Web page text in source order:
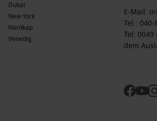
Dubai
New York
Nordkap
Venedig
E-Mail:
Tel.: 040-
Tel: 0049
dem